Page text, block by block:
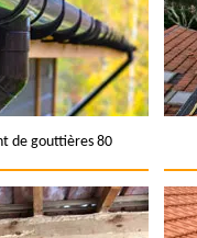
de gouttières 80